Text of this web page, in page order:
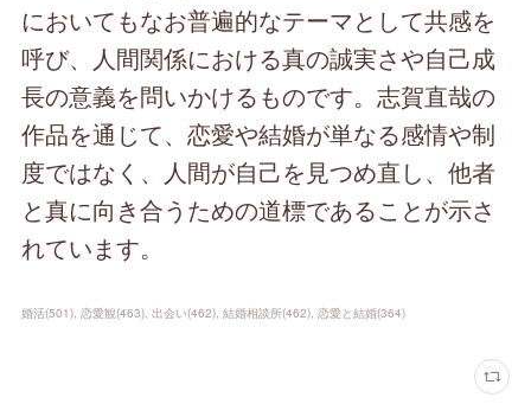
においてもなお普遍的なテーマとして共感を
呼び、人間関係における真の誠実さや自己成
長の意義を問いかけるものです。志賀直哉の
作品を通じて、恋愛や結婚が単なる感情や制
度ではなく、人間が自己を見つめ直し、他者
と真に向き合うための道標であることが示さ
れています。
婚活(501) 恋愛観(463) 出会い(462) 結婚相談所(462) 恋愛と結婚(364)